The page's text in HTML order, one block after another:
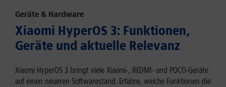
Geräte & Hardware
Xiaomi HyperOS 3: Funktionen,
Geräte und aktuelle Relevanz
Xiaomi HyperOS 3 bringt viele Xiaomi-, REDMI- und POCO-Geräte
auf einen neueren Softwarestand. Erfahre, welche Funktionen die